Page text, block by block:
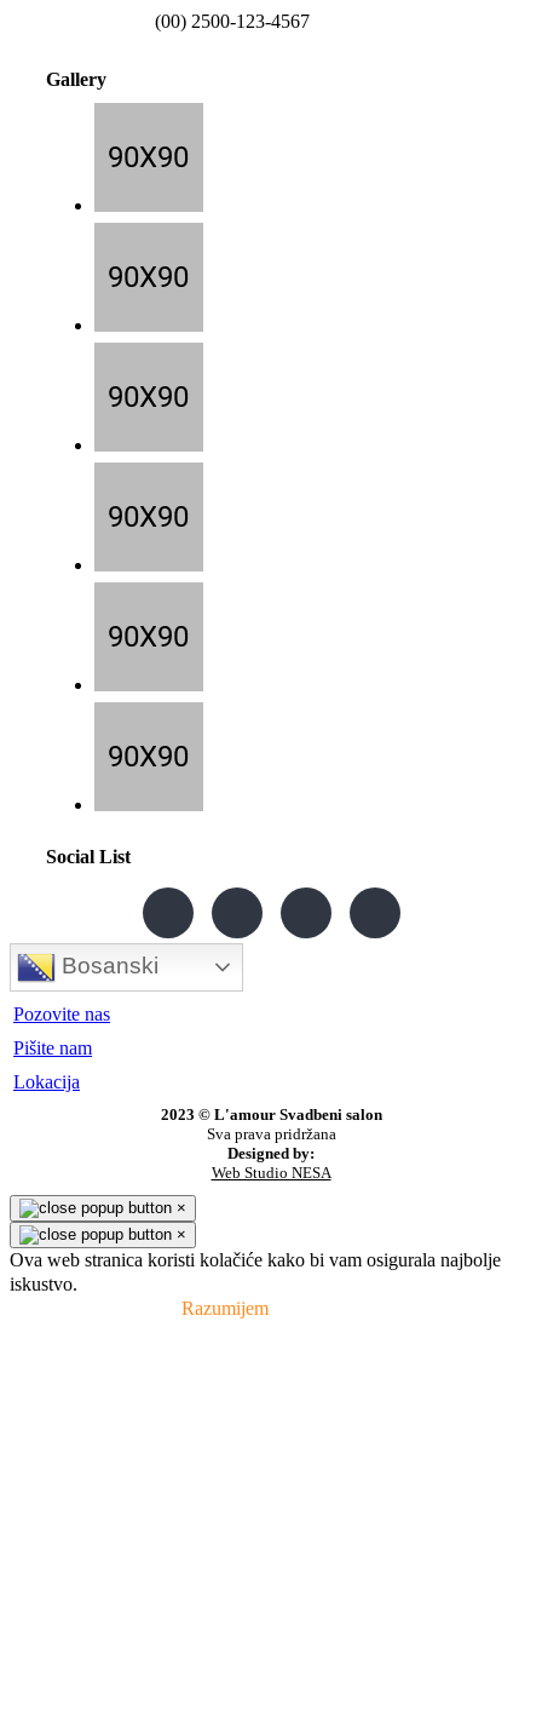
(00) 2500-123-4567
Gallery
Social List
Bosanski
Pozovite nas
Pišite nam
Lokacija
2023 © L'amour Svadbeni salon
Sva prava pridržana
Designed by:
Web Studio NESA
×
×
Ova web stranica koristi kolačiće kako bi vam osigurala najbolje
iskustvo.
Razumijem